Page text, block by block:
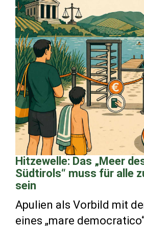
Hitzewelle: Das „Meer
Südtirols“ muss für alle
sein
Apulien als Vorbild mit
eines „mare